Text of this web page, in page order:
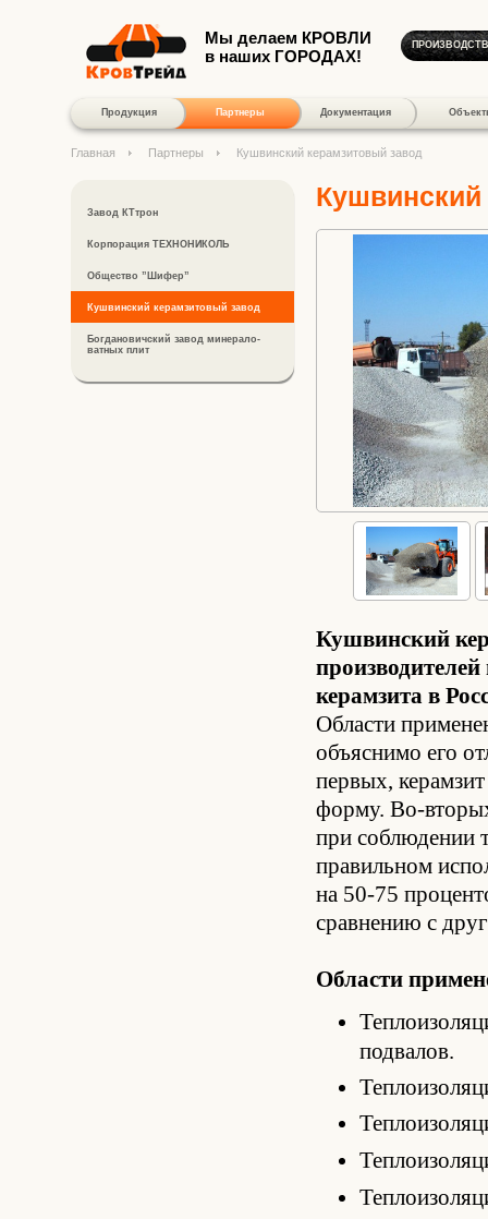
Мы делаем КРОВЛИ
в наших ГОРОДАХ!
Продукция Партнеры Документация
Главная Партнеры Кушвинский керамзитовый завод
Завод КТтрон
Корпорация ТЕХНОНИКОЛЬ
Общество ”Шифер”
Кушвинский керамзитовый завод
Богдановичский завод минерало-
ватных плит
Кушвинский
керамзита в
Области
объяснимо его
первых,
форму. Во-
при соблюдении
правильном
на 50-75
сравнению с
Области
подвалов.